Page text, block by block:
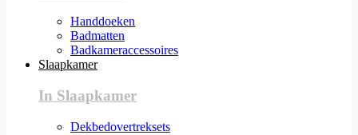
Handdoeken
Badmatten
Badkameraccessoires
Slaapkamer
In Slaapkamer
Dekbedovertreksets